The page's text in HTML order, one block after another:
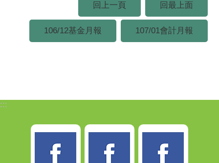
回上一頁 回最上面
106/12基金月報 107/01會計月報
:::